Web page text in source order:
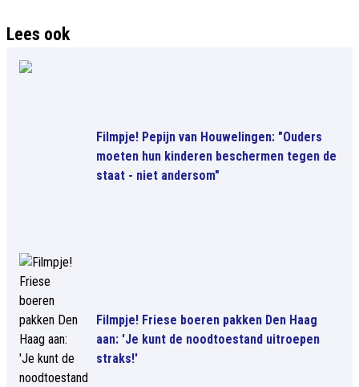
Lees ook
Filmpje! Pepijn van Houwelingen: "Ouders
moeten hun kinderen beschermen tegen de
staat - niet andersom"
Filmpje! Friese boeren pakken Den Haag
aan: 'Je kunt de noodtoestand uitroepen
straks!'